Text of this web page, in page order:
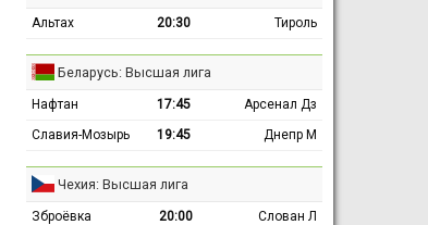
Альтах 20:30 Тироль
Беларусь: Высшая лига
Нафтан 17:45
Арсенал Дз
Славия-Мозырь
19:45 Днепр М
Чехия: Высшая лига
Зброёвка 20:00 Слован Л